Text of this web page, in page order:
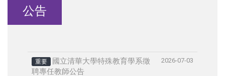
公告
重要
國立清華大學特殊教育學系徵
聘專任教師公告
2026-07-03